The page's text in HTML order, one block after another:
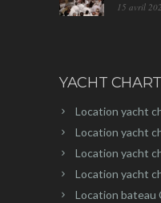
15 avril
YACHT
Location yacht
Location yacht
Location yacht
Location yacht
Location bateau